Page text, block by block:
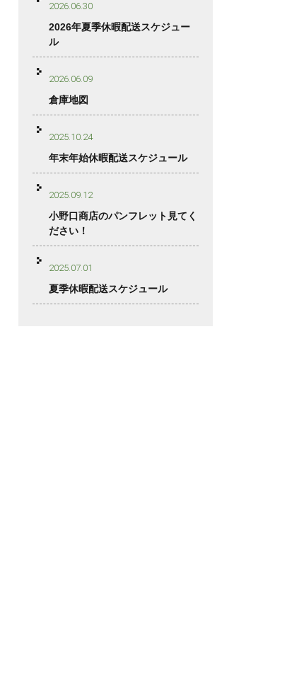
2026.06.30
2026年夏季休暇配送スケジュー
ル
2026.06.09
倉庫地図
2025.10.24
年末年始休暇配送スケジュール
2025.09.12
小野口商店のパンフレット見てく
ださい！
2025.07.01
夏季休暇配送スケジュール